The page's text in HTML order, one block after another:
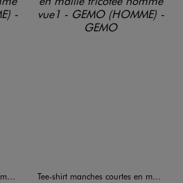
Tee-shirt manches courtes en maille tricotée homme